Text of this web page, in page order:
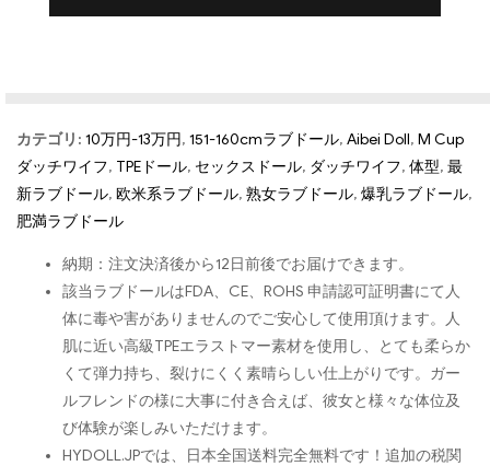
カテゴリ: 10万円-13万円, 151-160cmラブドール, Aibei Doll, M Cup
ダッチワイフ, TPEドール, セックスドール, ダッチワイフ, 体型, 最
新ラブドール, 欧米系ラブドール, 熟女ラブドール, 爆乳ラブドール,
肥満ラブドール
納期：注文決済後から12日前後でお届けできます。
該当ラブドールはFDA、CE、ROHS 申請認可証明書にて人
体に毒や害がありませんのでご安心して使用頂けます。人
肌に近い高級TPEエラストマー素材を使用し、とても柔らか
くて弾力持ち、裂けにくく素晴らしい仕上がりです。ガー
ルフレンドの様に大事に付き合えば、彼女と様々な体位及
び体験が楽しみいただけます。
HYDOLL.JPでは、日本全国送料完全無料です！追加の税関